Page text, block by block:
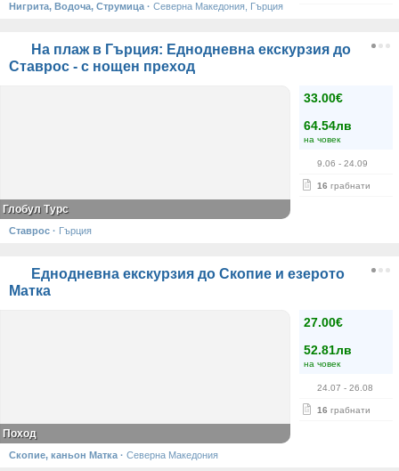
Нигрита, Водоча, Струмица · Северна Македония, Гърция
На плаж в Гърция: Еднодневна екскурзия до
Ставрос - с нощен преход
33.00€
64.54лв
на човек
9.06 - 24.09
16 грабнати
Глобул Турс
Ставрос · Гърция
Еднодневна екскурзия до Скопие и езерото
Матка
27.00€
52.81лв
на човек
24.07 - 26.08
16 грабнати
Поход
Скопие, каньон Матка · Северна Македония